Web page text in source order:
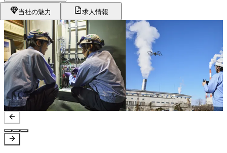
当社の魅力 求人情報